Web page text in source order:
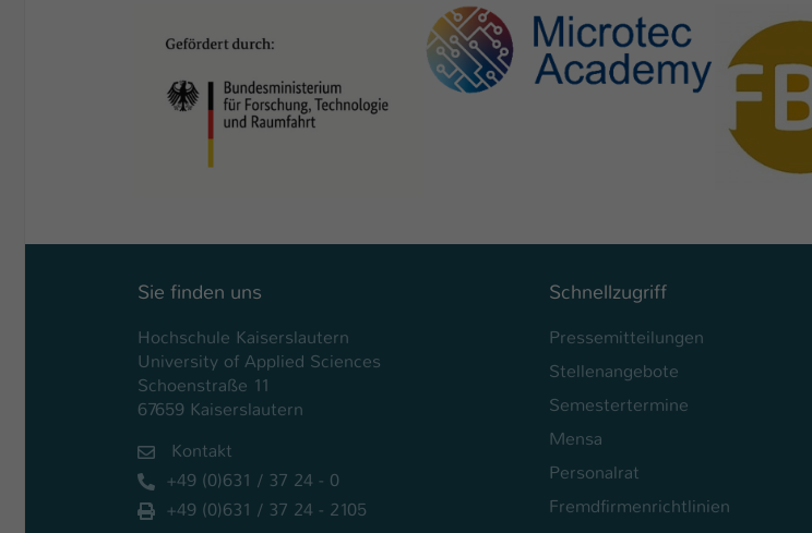
Sie finden uns
Hochschule Kaiserslautern
University of Applied Sciences
Schoenstraße 11
67659 Kaiserslautern
Kontakt
+49 (0)631 / 37 24 - 0
+49 (0)631 / 37 24 - 2105
Schnellzugriff
Pressemitteilungen
Stellenangebote
Semestertermine
Mensa
Personalrat
Fremdfirmenrichtlinien
Laufzeit 1 Tag
Dieser Cookie teilt der
Besucher im Typo3-
Rechte besitzt diese zu